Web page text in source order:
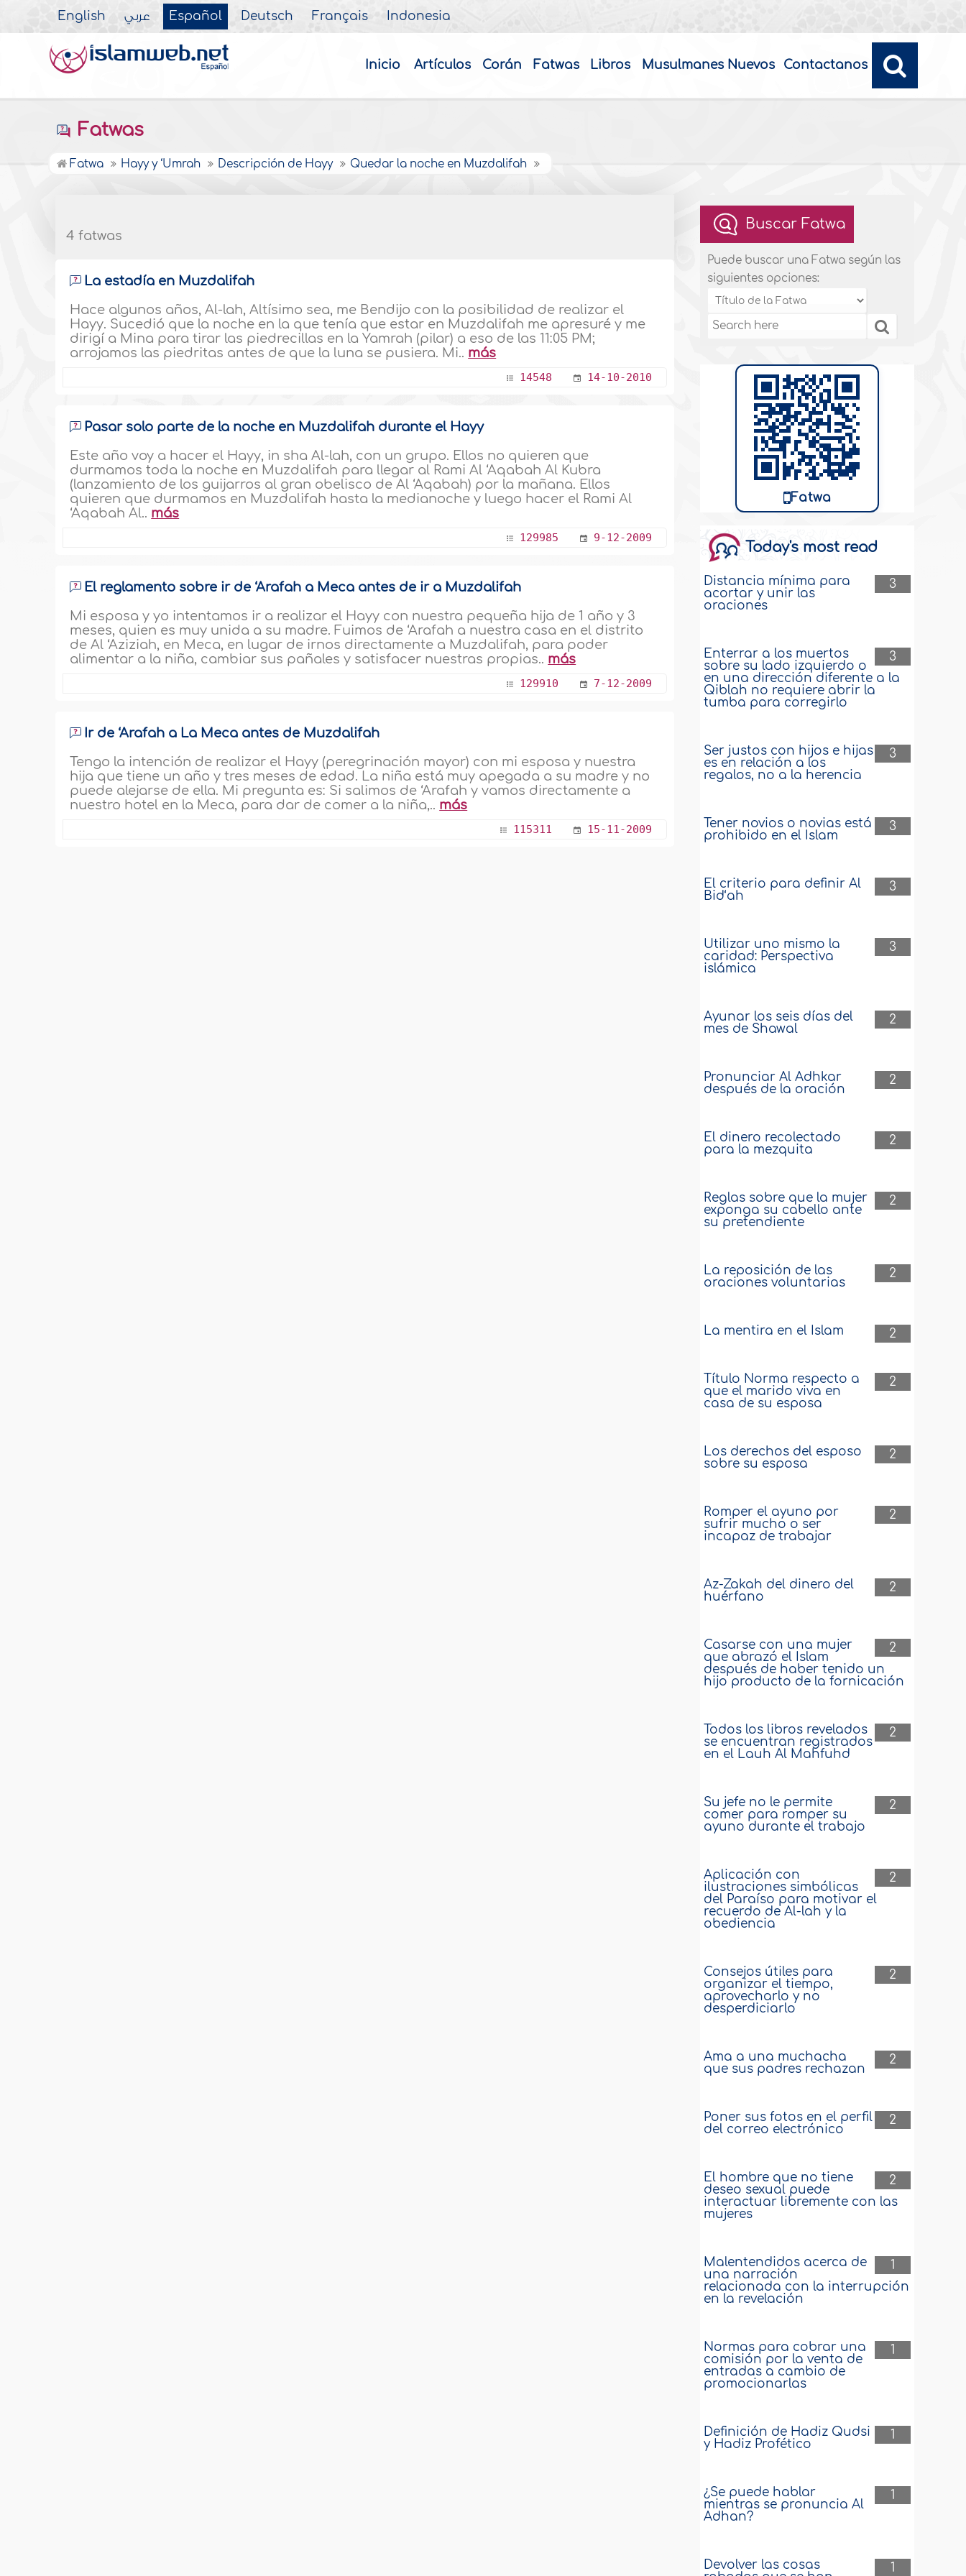
English عربي Español Deutsch Français Indonesia
Inicio Artículos Corán Fatwas Libros Musulmanes Nuevos Contactanos
Fatwas
Fatwa Hayy y ‘Umrah Descripción de Hayy Quedar la noche en Muzdalifah
4 fatwas
La estadía en Muzdalifah
Hace algunos años, Al-lah, Altísimo sea, me Bendijo con la posibilidad de realizar el
Hayy. Sucedió que la noche en la que tenía que estar en Muzdalifah me apresuré y me
dirigí a Mina para tirar las piedrecillas en la Yamrah (pilar) a eso de las 11:05 PM;
arrojamos las piedritas antes de que la luna se pusiera. Mi.. más
14548 14-10-2010
Pasar solo parte de la noche en Muzdalifah durante el Hayy
Este año voy a hacer el Hayy, in sha Al-lah, con un grupo. Ellos no quieren que
durmamos toda la noche en Muzdalifah para llegar al Rami Al ‘Aqabah Al Kubra
(lanzamiento de los guijarros al gran obelisco de Al ‘Aqabah) por la mañana. Ellos
quieren que durmamos en Muzdalifah hasta la medianoche y luego hacer el Rami Al
‘Aqabah Al.. más
129985 9-12-2009
El reglamento sobre ir de ‘Arafah a Meca antes de ir a Muzdalifah
Mi esposa y yo intentamos ir a realizar el Hayy con nuestra pequeña hija de 1 año y 3
meses, quien es muy unida a su madre. Fuimos de ‘Arafah a nuestra casa en el distrito
de Al ‘Aziziah, en Meca, en lugar de irnos directamente a Muzdalifah, para poder
alimentar a la niña, cambiar sus pañales y satisfacer nuestras propias.. más
129910 7-12-2009
Ir de ‘Arafah a La Meca antes de Muzdalifah
Tengo la intención de realizar el Hayy (peregrinación mayor) con mi esposa y nuestra
hija que tiene un año y tres meses de edad. La niña está muy apegada a su madre y no
puede alejarse de ella. Mi pregunta es: Si salimos de ‘Arafah y vamos directamente a
nuestro hotel en la Meca, para dar de comer a la niña,.. más
115311 15-11-2009
Buscar Fatwa
Puede buscar una Fatwa según las
siguientes opciones:
Fatwa
Today's most read
3
Distancia mínima para
acortar y unir las
oraciones
3
Enterrar a los muertos
sobre su lado izquierdo o
en una dirección diferente a la
Qiblah no requiere abrir la
tumba para corregirlo
3
Ser justos con hijos e hijas
es en relación a los
regalos, no a la herencia
3
Tener novios o novias está
prohibido en el Islam
3
El criterio para definir Al
Bid‘ah
3
Utilizar uno mismo la
caridad: Perspectiva
islámica
2
Ayunar los seis días del
mes de Shawal
2
Pronunciar Al Adhkar
después de la oración
2
El dinero recolectado
para la mezquita
2
Reglas sobre que la mujer
exponga su cabello ante
su pretendiente
2
La reposición de las
oraciones voluntarias
2
La mentira en el Islam
2
Título Norma respecto a
que el marido viva en
casa de su esposa
2
Los derechos del esposo
sobre su esposa
2
Romper el ayuno por
sufrir mucho o ser
incapaz de trabajar
2
Az-Zakah del dinero del
huérfano
2
Casarse con una mujer
que abrazó el Islam
después de haber tenido un
hijo producto de la fornicación
2
Todos los libros revelados
se encuentran registrados
en el Lauh Al Mahfuhd
2
Su jefe no le permite
comer para romper su
ayuno durante el trabajo
2
Aplicación con
ilustraciones simbólicas
del Paraíso para motivar el
recuerdo de Al-lah y la
obediencia
2
Consejos útiles para
organizar el tiempo,
aprovecharlo y no
desperdiciarlo
2
Ama a una muchacha
que sus padres rechazan
2
Poner sus fotos en el perfil
del correo electrónico
2
El hombre que no tiene
deseo sexual puede
interactuar libremente con las
mujeres
1
Malentendidos acerca de
una narración
relacionada con la interrupción
en la revelación
1
Normas para cobrar una
comisión por la venta de
entradas a cambio de
promocionarlas
1
Definición de Hadiz Qudsi
y Hadiz Profético
1
¿Se puede hablar
mientras se pronuncia Al
Adhan?
1
Devolver las cosas